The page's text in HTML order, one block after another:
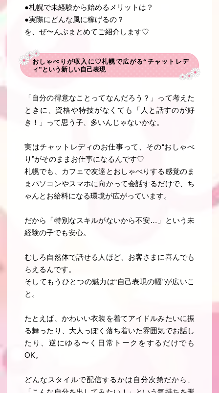
●札幌で未経験から始めるメリットは？
●実際にどんな風に稼げるの？
を、ぜ〜んぶまとめてご紹介します♡
おしゃべりが収入に♡札幌で広がる“チャットレデ
ィ”という新しい自己表現
「自分の得意なことってなんだろう？」って考えた
ときに、資格や特技がなくても「人と話すのが好
き！」って思う子、多いんじゃないかな。
実はチャットレディのお仕事って、その“おしゃべ
り”がそのままお仕事になるんです♡
札幌でも、カフェで友達とおしゃべりする感覚のま
まパソコンやスマホに向かって会話するだけで、ち
ゃんとお給料になる環境が広がっています。
だから「特別なスキルがないから不安…」という未
経験の子でも安心。
むしろ自然体で話せる人ほど、お客さまに喜んでも
らえるんです。
そしてもうひとつの魅力は“自己表現の幅”が広いこ
と。
たとえば、かわいい衣装を着てアイドルみたいに振
る舞ったり、大人っぽく落ち着いた雰囲気でお話し
たり、逆にゆる〜く日常トークをするだけでも
OK。
どんなスタイルで配信するかは自分次第だから、